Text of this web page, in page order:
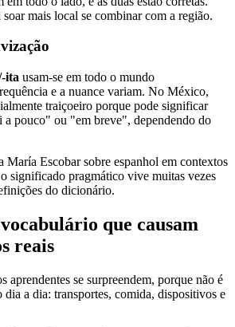
mais local se combinar com a região.
ita usam-se em todo o mundo
e a nuance variam. No México,
traiçoeiro porque pode significar
a pouco" ou "em breve", dependendo do
María Escobar sobre espanhol em contextos
significado pragmático vive muitas vezes
do dicionário.
que causam
reais
aprendentes se surpreendem, porque não é
a dia: transportes, comida, dispositivos e